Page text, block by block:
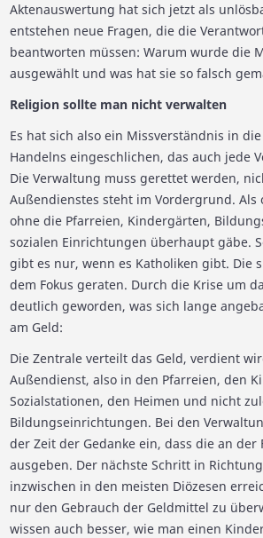
Aktenauswertung hat sich jetzt als
entstehen neue Fragen, die die
beantworten müssen: Warum wurde die
ausgewählt und was hat sie so falsch
Religion sollte man nicht verwalten
Es hat sich also ein Missverständnis in
Handelns eingeschlichen, das auch jede
Die Verwaltung muss gerettet werden,
Außendienstes steht im Vordergrund. Als
ohne die Pfarreien, Kindergärten,
sozialen Einrichtungen überhaupt gäbe.
gibt es nur, wenn es Katholiken gibt. Die
dem Fokus geraten. Durch die Krise um
deutlich geworden, was sich lange
am Geld:
Die Zentrale verteilt das Geld, verdient
Außendienst, also in den Pfarreien, den
Sozialstationen, den Heimen und nicht
Bildungseinrichtungen. Bei den
der Zeit der Gedanke ein, dass die an der
ausgeben. Der nächste Schritt in
inzwischen in den meisten Diözesen
nur den Gebrauch der Geldmittel zu
wissen auch besser, wie man einen